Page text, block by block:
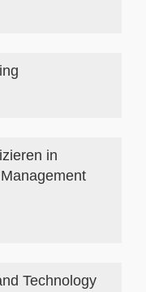
in
Technology